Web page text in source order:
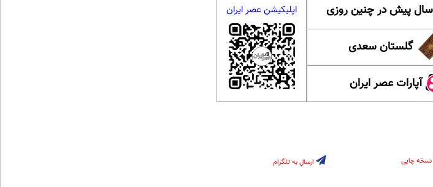
گلستان سعدی
آپارات عصر ایران
اپلیکیشن عصر ایران
نسخه چاپی ارسال به تلگرام